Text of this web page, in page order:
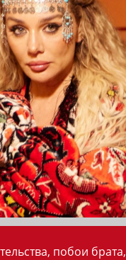
побои брата,